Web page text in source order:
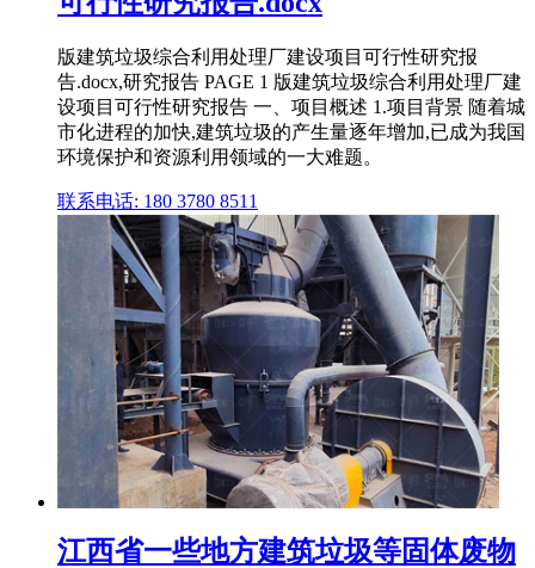
版建筑垃圾综合利用处理厂建设项目可行性研究报
告.docx,研究报告 PAGE 1 版建筑垃圾综合利用处理厂建
设项目可行性研究报告 一、项目概述 1.项目背景 随着城
市化进程的加快,建筑垃圾的产生量逐年增加,已成为我国
环境保护和资源利用领域的一大难题。
联系电话: 180 3780 8511
江西省一些地方建筑垃圾等固体废物